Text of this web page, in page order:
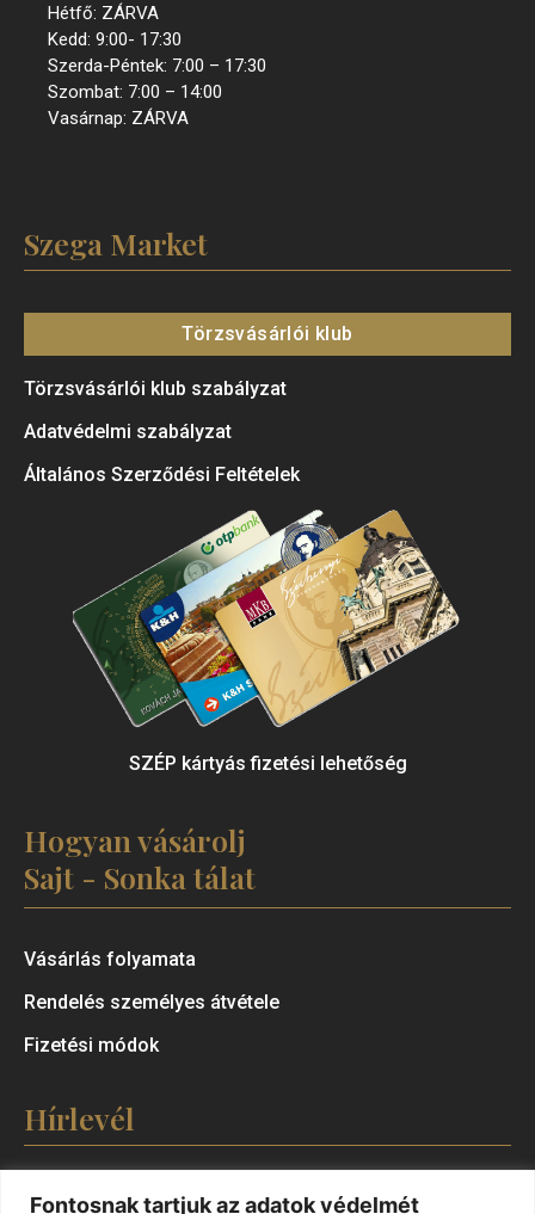
Fontosnak tartjuk az adatok védelmét
Hétfő: ZÁRVA
Kedd: 9:00- 17:30
Szerda-Péntek: 7:00 – 17:30
Szombat: 7:00 – 14:00
Vasárnap: ZÁRVA
Szega Market
Törzsvásárlói klub
Törzsvásárlói klub szabályzat
Adatvédelmi szabályzat
Általános Szerződési Feltételek
SZÉP kártyás fizetési lehetőség
Hogyan vásárolj
Sajt - Sonka tálat
Vásárlás folyamata
Rendelés személyes átvétele
Fizetési módok
Hírlevél